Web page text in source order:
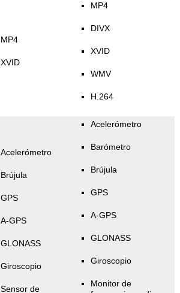
MP4
XVID
MP4
DIVX
XVID
WMV
H.264
Acelerómetro
Brújula
GPS
A-GPS
GLONASS
Giroscopio
Sensor de
Acelerómetro
Barómetro
Brújula
GPS
A-GPS
GLONASS
Giroscopio
Monitor de